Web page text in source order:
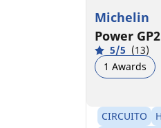
Michelin
Power GP2
5/5 (13)
1 Awards
CIRCUITO